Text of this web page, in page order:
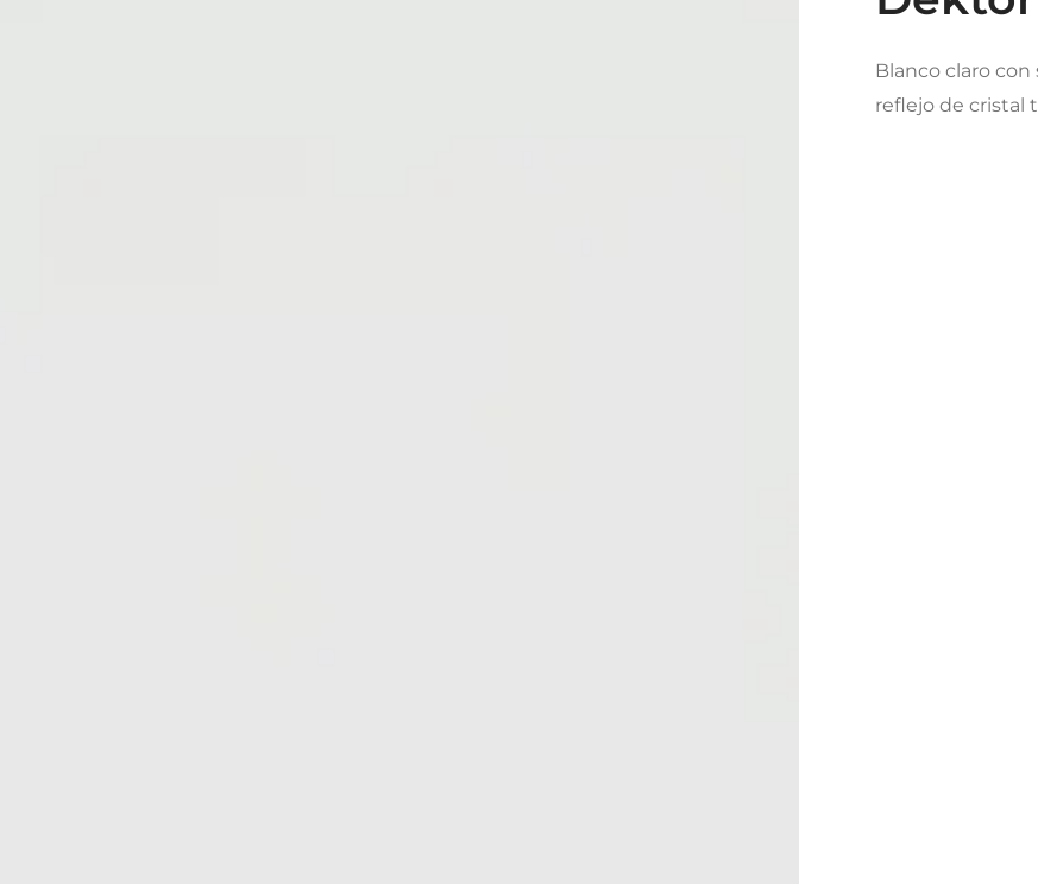
Blanco claro
reflejo de cristal